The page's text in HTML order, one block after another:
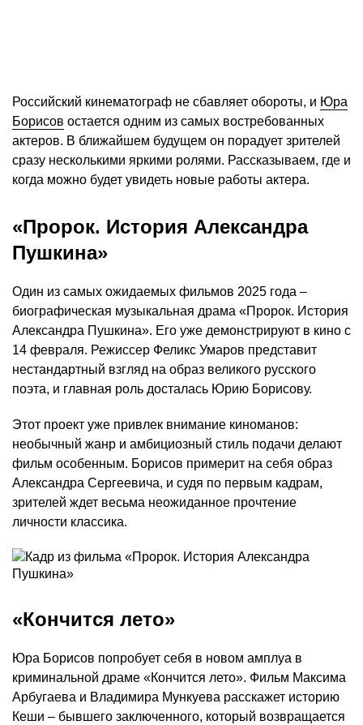
Российский кинематограф не сбавляет обороты, и Юра
Борисов остается одним из самых востребованных
актеров. В ближайшем будущем он порадует зрителей
сразу несколькими яркими ролями. Рассказываем, где и
когда можно будет увидеть новые работы актера.
«Пророк. История Александра
Пушкина»
Один из самых ожидаемых фильмов 2025 года –
биографическая музыкальная драма «Пророк. История
Александра Пушкина». Его уже демонстрируют в кино с
14 февраля. Режиссер Феликс Умаров представит
нестандартный взгляд на образ великого русского
поэта, и главная роль досталась Юрию Борисову.
Этот проект уже привлек внимание киноманов:
необычный жанр и амбициозный стиль подачи делают
фильм особенным. Борисов примерит на себя образ
Александра Сергеевича, и судя по первым кадрам,
зрителей ждет весьма неожиданное прочтение
личности классика.
«Кончится лето»
Юра Борисов попробует себя в новом амплуа в
криминальной драме «Кончится лето». Фильм Максима
Арбугаева и Владимира Мункуева расскажет историю
Кеши – бывшего заключенного, который возвращается